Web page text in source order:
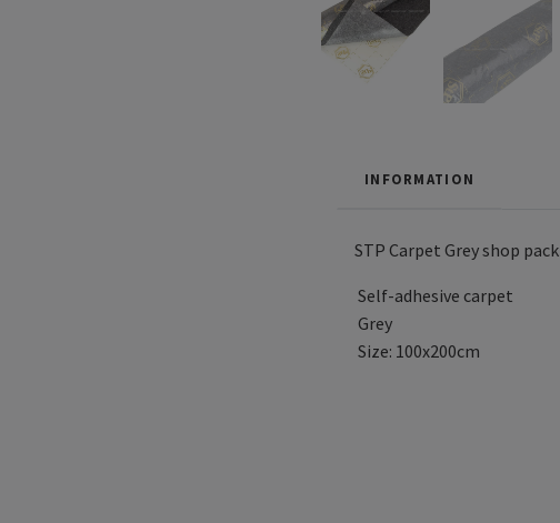
INFORMATION
STP Carpet Grey shop pack
Self-adhesive carpet
Grey
Size: 100x200cm